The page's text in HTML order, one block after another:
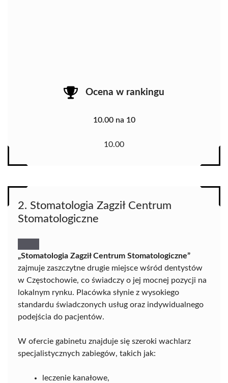
Ocena w rankingu
10.00 na 10
10.00
2. Stomatologia Zagził Centrum
Stomatologiczne
„Stomatologia Zagził Centrum Stomatologiczne”
zajmuje zaszczytne drugie miejsce wśród dentystów
w Częstochowie, co świadczy o jej mocnej pozycji na
lokalnym rynku. Placówka słynie z wysokiego
standardu świadczonych usług oraz indywidualnego
podejścia do pacjentów.
W ofercie gabinetu znajduje się szeroki wachlarz
specjalistycznych zabiegów, takich jak:
leczenie kanałowe,